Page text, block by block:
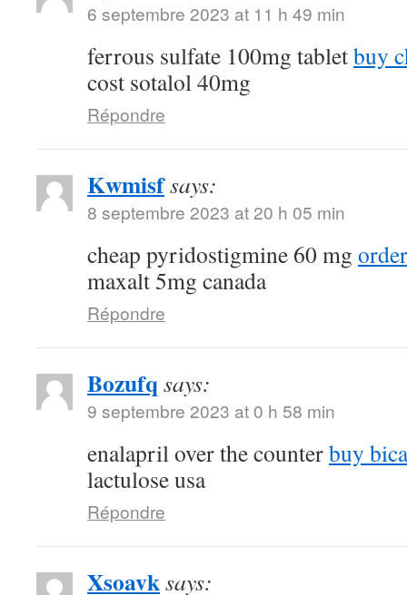
6 septembre 2023 at 11 h 49 min
ferrous sulfate 100mg tabletbuy
cost sotalol 40mg
Répondre
Kwmisfsays:
8 septembre 2023 at 20 h 05 min
cheap pyridostigmine 60 mg
maxalt 5mg canada
Répondre
Bozufq says:
9 septembre 2023 at 0 h 58 min
enalapril over the counterbuy
lactulose usa
Répondre
Xsoavksays: